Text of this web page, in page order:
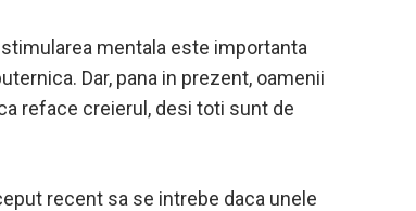
mentala este importanta
Dar, pana in prezent, oamenii
reface creierul, desi toti sunt de
recent sa se intrebe daca unele